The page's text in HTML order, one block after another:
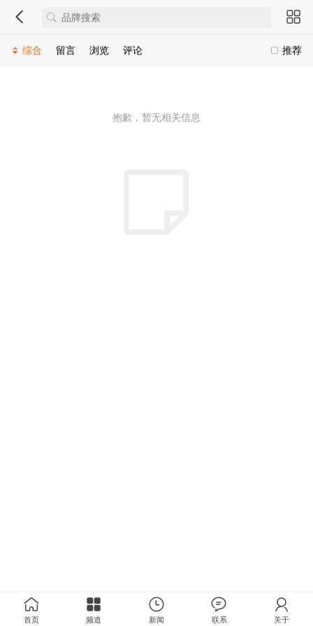
推荐
综合 留言 浏览 评论
抱歉，暂无相关信息
首页 频道 新闻 联系 关于